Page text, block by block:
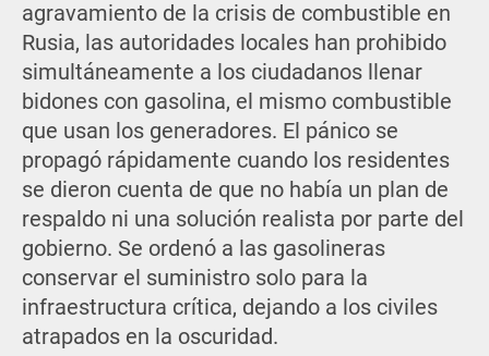
agravamiento de la crisis de combustible en
Rusia, las autoridades locales han prohibido
simultáneamente a los ciudadanos llenar
bidones con gasolina, el mismo combustible
que usan los generadores. El pánico se
propagó rápidamente cuando los residentes
se dieron cuenta de que no había un plan de
respaldo ni una solución realista por parte del
gobierno. Se ordenó a las gasolineras
conservar el suministro solo para la
infraestructura crítica, dejando a los civiles
atrapados en la oscuridad.